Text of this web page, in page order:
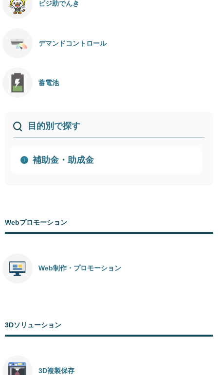
ビジ助でんき
デマンドコントロール
蓄電池
目的別で探す
補助金・助成金
Webプロモーション
Web制作・プロモーション
3Dソリューション
3D複製保存